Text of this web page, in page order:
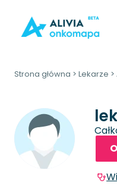
Strona główna > Lekarze >